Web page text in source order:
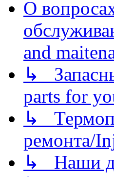
О
and
↳
parts for
↳
ремонта/
↳ Наши